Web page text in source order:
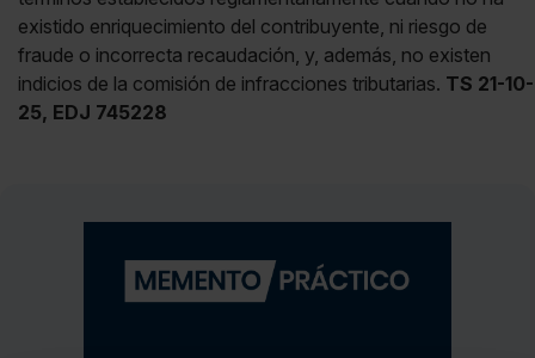
existido enriquecimiento del contribuyente, ni riesgo de
fraude o incorrecta recaudación, y, además, no existen
indicios de la comisión de infracciones tributarias. TS 21-10-
25, EDJ 745228